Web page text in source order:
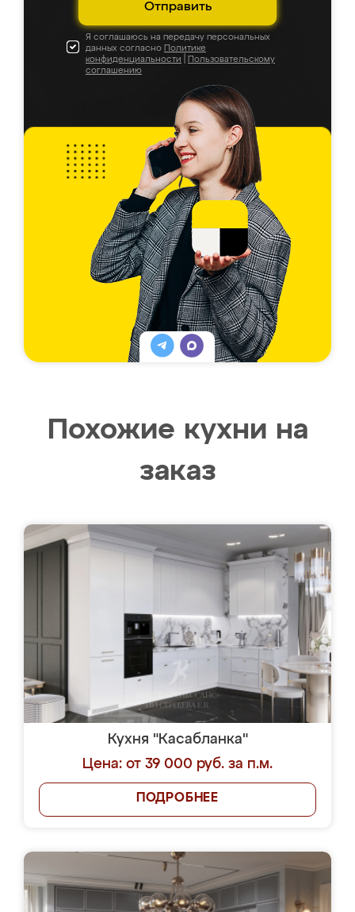
Отправить
Я соглашаюсь на передачу персональных
данных согласно Политике
конфиденциальности
Пользовательскому
соглашению
Похожие кухни на
заказ
Кухня "Касабланка"
Цена: от 39 000 руб. за п.м.
ПОДРОБНЕЕ